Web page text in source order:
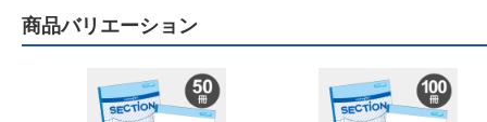
商品バリエーション